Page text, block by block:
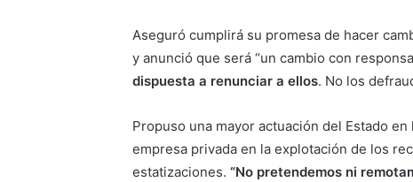
Aseguró cumplirá su promesa de hacer
y anunció que será “un cambio con
dispuesta a renunciar a ellos. No los
Propuso una mayor actuación del Estado
empresa privada en la explotación de los
estatizaciones. “No pretendemos ni